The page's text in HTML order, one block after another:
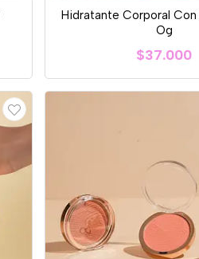
Hidratante Corporal Con
Og
$37.000